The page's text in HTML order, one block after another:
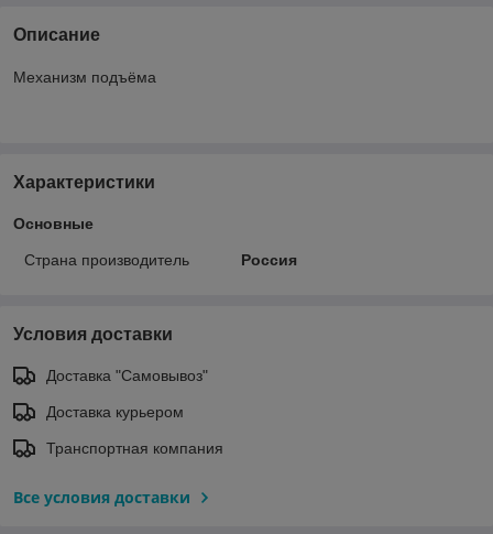
Описание
Механизм подъёма
Характеристики
Основные
Страна производитель Россия
Условия доставки
Доставка "Самовывоз"
Доставка курьером
Транспортная компания
Все условия доставки